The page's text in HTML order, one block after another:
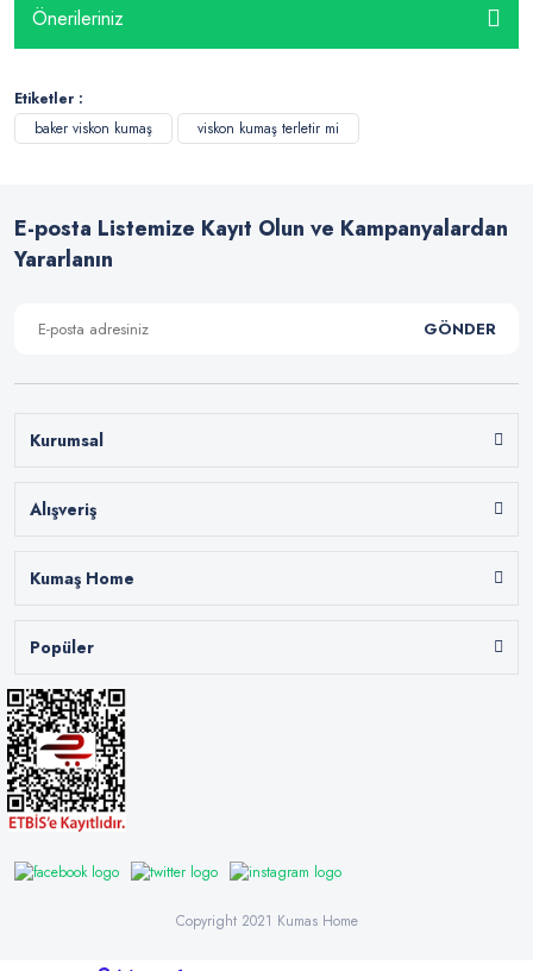
Önerileriniz
Etiketler :
baker viskon kumaş
viskon kumaş terletir mi
E-posta Listemize Kayıt Olun ve Kampanyalardan
Yararlanın
GÖNDER
Kurumsal
Alışveriş
Kumaş Home
Popüler
Copyright 2021 Kumas Home